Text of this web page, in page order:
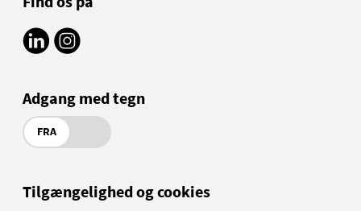
Adgang med tegn
FRA
Tilgængelighed og cookies